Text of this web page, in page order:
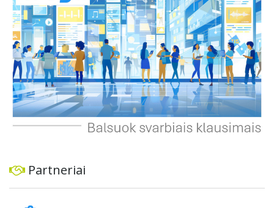
Partneriai